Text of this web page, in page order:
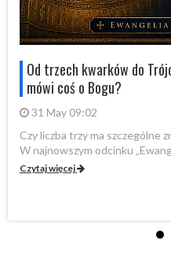
Od trzech kwarków do
mówi coś o Bogu?
31 May 09:02
Czy liczba trzy ma szczególne
W najnowszym odcinku
Czytaj więcej